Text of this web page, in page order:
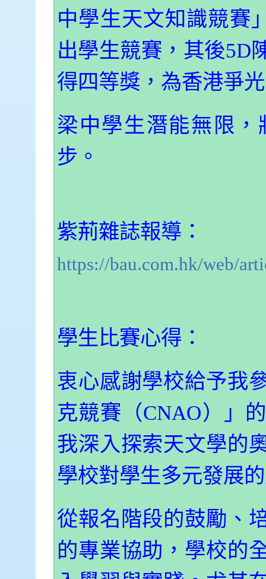
中學生天文知識競賽
出學生競賽，其後5D
得四等獎，為香港爭
梁中學生潛能無限
步。
紫荊雜誌報導：
https://bau.com.hk/web/
學生比賽心得：
衷心感謝學校給予我
克競賽（CNAO）」
我深入探索天文學的
學校對學生多元發展
從報名階段的鼓勵、
的專業協助，學校的